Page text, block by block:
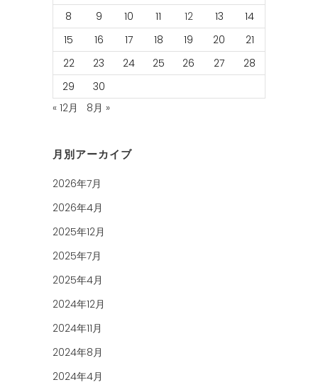
8
9 10 11 12 13
14
15
16 17 18 19 20
21
22
23 24 25 26 27
28
29
30
« 12月
8月 »
月別アーカイブ
2026年7月
2026年4月
2025年12月
2025年7月
2025年4月
2024年12月
2024年11月
2024年8月
2024年4月